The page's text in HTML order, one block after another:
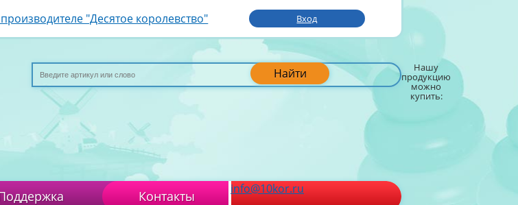
"Десятое королевство" Вход
Найти Нашу
продукцию
можно
купить:
Контакты info@10kor.ru